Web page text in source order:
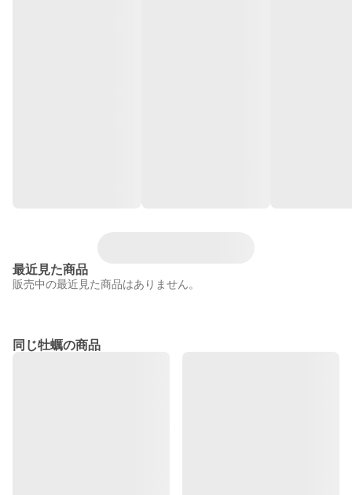
最近見た商品
販売中の最近見た商品はありません。
同じ牡蠣の商品